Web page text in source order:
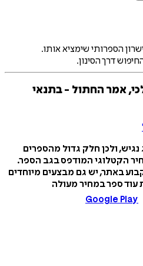
הספרותי שימציא אותו.
דרך הסינון.
אמר החתול - בתנאי
ולכן חלק גדול מהספרים
הקטלוגי המודפס בגב הספר.
באתר, יש גם מבצעים מיוחדים
עוד ספר במחיר מעולה
Google Play